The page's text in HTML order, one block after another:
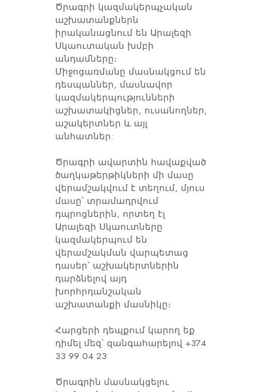
Ծրագրի կազմակերպչական
աշխատանքներն
իրականացնում են Արալեզի
Սկաուտական խմբի
անդամները։
Միջոցառմանը մասնակցում են
դեսպաններ, մասնավոր
կազմակերպությունների
աշխատակիցներ, ուսանողներ,
աշակերտներ և այլ
անհատներ:
Ծրագրի ավարտին հավաքված
ծաղկաթերթիկների մի մասը
վերամշակվում է տեղում, մյուս
մասը՝ տրամադրվում
դպրոցներին, որտեղ էլ
Արալեզի Սկաուտները
կազմակերպում են
վերամշակման վարպետաց
դասեր՝ աշխակերտներին
դարձնելով այդ
խորհրդանշական
աշխատանքի մասնիկը։
Հարցերի դեպքում կարող եք
դիմել մեզ՝ զանգահարելով +374
33 99 04 23
Ծրագրին մասնակցելու